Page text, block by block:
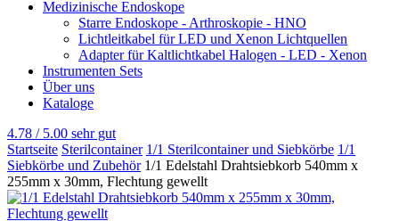
Medizinische Endoskope
Starre Endoskope - Arthroskopie - HNO
Lichtleitkabel für LED und Xenon Lichtquellen
Adapter für Kaltlichtkabel Halogen - LED - Xenon
Instrumenten Sets
Über uns
Kataloge
4.78 / 5.00 sehr gut
Startseite Sterilcontainer 1/1 Sterilcontainer und Siebkörbe 1/1
Siebkörbe und Zubehör 1/1 Edelstahl Drahtsiebkorb 540mm x
255mm x 30mm, Flechtung gewellt